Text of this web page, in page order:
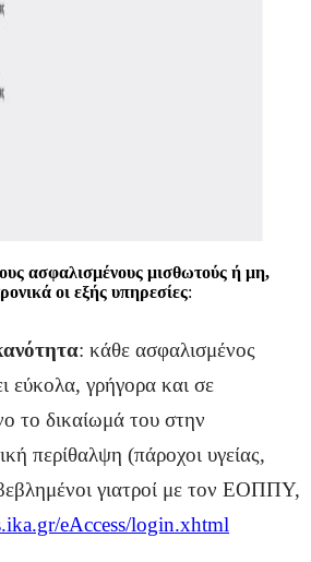
ασφαλισμένους μισθωτούς ή μη,
οι εξής υπηρεσίες:
: κάθε ασφαλισμένος
εύκολα, γρήγορα και σε
το δικαίωμά του στην
περίθαλψη (πάροχοι υγείας,
γιατροί με τον ΕΟΠΠΥ,
eAccess/login.xhtml